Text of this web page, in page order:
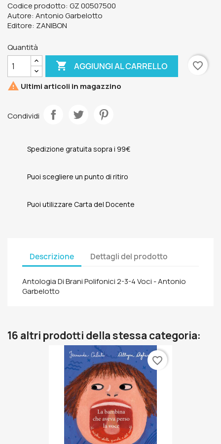
Codice prodotto: GZ 00507500
Autore: Antonio Garbelotto
Editore: ZANIBON
Quantità
 AGGIUNGI AL CARRELLO
favorite_border
 Ultimi articoli in magazzino
Condividi
Spedizione gratuita sopra i 99€
Puoi scegliere un punto di ritiro
Puoi utilizzare Carta del Docente
Descrizione Dettagli del prodotto
Antologia Di Brani Polifonici 2-3-4 Voci - Antonio
Garbelotto
16 altri prodotti della stessa categoria:
favorite_border